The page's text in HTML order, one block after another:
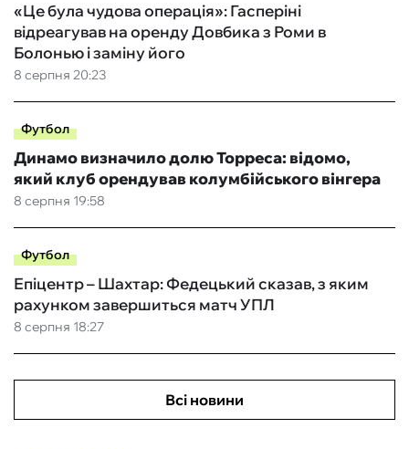
8 серпня 20:23
«Це була чудова операція»: Гасперіні
відреагував на оренду Довбика з Роми в
Болонью і заміну його
Футбол
8 серпня 19:58
Динамо визначило долю Торреса: відомо,
який клуб орендував колумбійського вінгера
Футбол
8 серпня 18:27
Епіцентр – Шахтар: Федецький сказав, з яким
рахунком завершиться матч УПЛ
Всі новини